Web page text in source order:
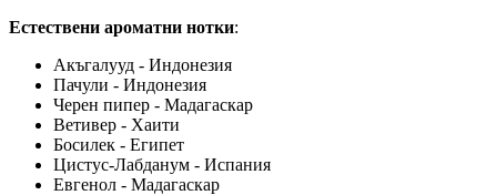
Естествени ароматни нотки:
Акъгалууд - Индонезия
Пачули - Индонезия
Черен пипер - Мадагаскар
Ветивер - Хаити
Босилек - Египет
Цистус-Лабданум - Испания
Евгенол - Мадагаскар